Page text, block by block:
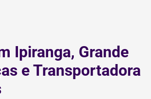
Ipiranga, Grande
e Transportadora